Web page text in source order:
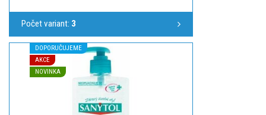
Počet variant: 3
DOPORUČUJEME
AKCE
NOVINKA